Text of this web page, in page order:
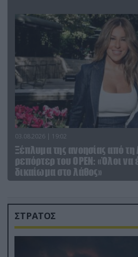
03.08.2026 | 19:02
Ξέπλυμα της ανοησίας από τη
ρεπόρτερ του ΟΡΕΝ: «Όλοι να
δικαίωμα στο λάθος»
ΣΤΡΑΤΟΣ